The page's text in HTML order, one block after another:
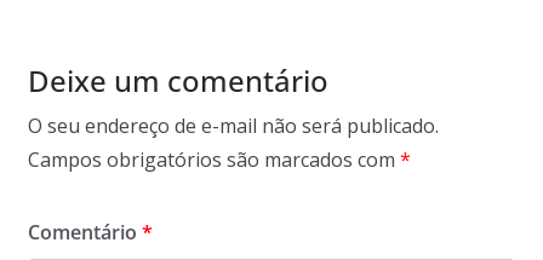
Deixe um comentário
O seu endereço de e-mail não será publicado.
Campos obrigatórios são marcados com *
Comentário *